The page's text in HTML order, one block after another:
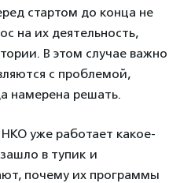
стартом до конца не
на их деятельность,
В этом случае важно
с проблемой,
намерена решать.
уже работает какое-
в тупик и
почему их программы